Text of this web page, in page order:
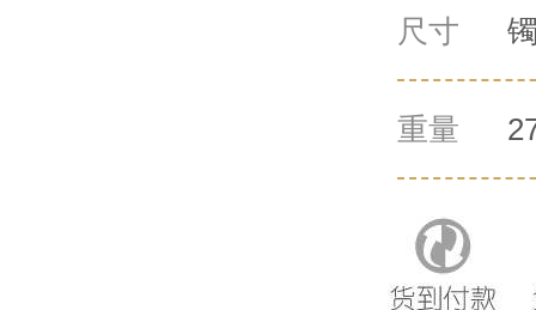
尺寸
56.4mm
重量